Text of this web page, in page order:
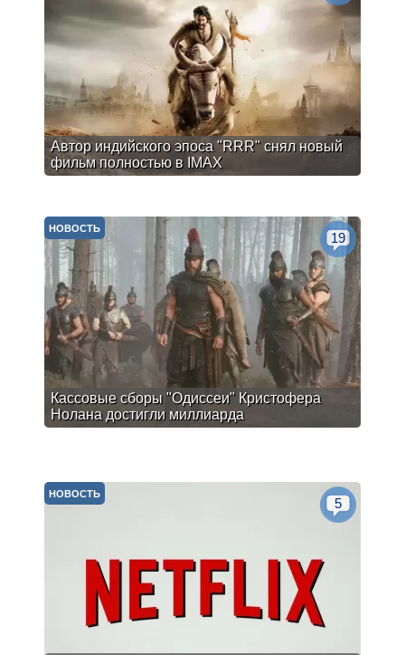
Автор индийского эпоса "RRR" снял новый
фильм полностью в IMAX
Кассовые сборы "Одиссеи" Кристофера
Нолана достигли миллиарда
НОВОСТЬ
19
НОВОСТЬ
5